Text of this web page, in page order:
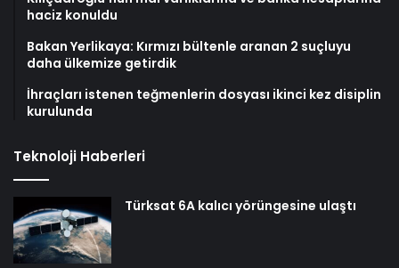
haciz konuldu
Bakan Yerlikaya: Kırmızı bültenle aranan 2 suçluyu
daha ülkemize getirdik
İhraçları istenen teğmenlerin dosyası ikinci kez disiplin
kurulunda
Teknoloji Haberleri
Türksat 6A kalıcı yörüngesine ulaştı